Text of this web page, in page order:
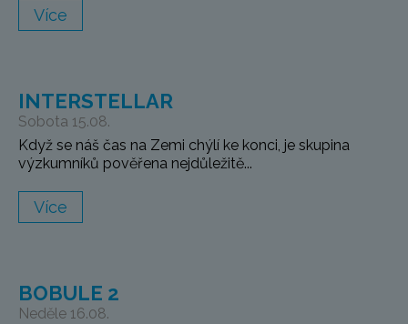
Více
INTERSTELLAR
Sobota 15.08.
Když se náš čas na Zemi chýlí ke konci, je skupina
výzkumníků pověřena nejdůležitě...
Více
BOBULE 2
Neděle 16.08.